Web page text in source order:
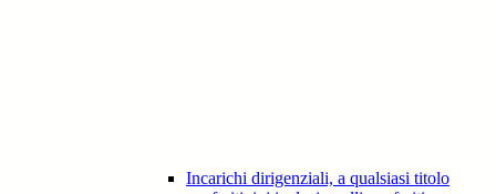
Incarichi dirigenziali, a qualsiasi titolo